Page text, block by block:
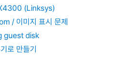
(Linksys)
/ 이미지 표시 문제
guest disk
로 만들기